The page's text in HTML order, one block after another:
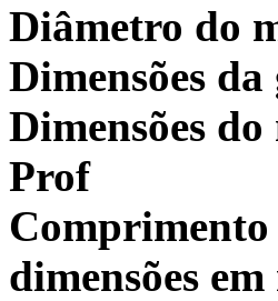
Diâmetro do
Dimensões
Dimensões
Prof
Comprimento
dimensões